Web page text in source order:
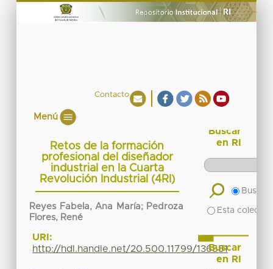
Contacto
Menú
Retos de la formación
profesional del diseñador
industrial en la Cuarta
Revolución Industrial (4RI)
Reyes Fabela, Ana María; Pedroza
Flores, René
URI:
http://hdl.handle.net/20.500.11799/136551
Buscar
en RI
Buscar
Esta
Buscar
en RI